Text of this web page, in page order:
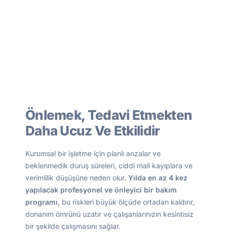
Önlemek, Tedavi Etmekten
Daha Ucuz Ve Etkilidir
Kurumsal bir işletme için planlı arızalar ve
beklenmedik duruş süreleri, ciddi mali kayıplara ve
verimlilik düşüşüne neden olur. Yılda en az 4 kez
yapılacak profesyonel ve önleyici bir bakım
programı, bu riskleri büyük ölçüde ortadan kaldırır,
donanım ömrünü uzatır ve çalışanlarınızın kesintisiz
bir şekilde çalışmasını sağlar.